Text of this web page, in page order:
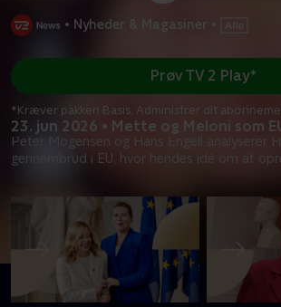
• Nyheder & Magasiner •
23. jun 2026 • Mette og Meloni som
Peter Mogensen og Hans Engell analyserer
gennembrud i EU, hvor hendes idé om at
Prøv TV 2 Play*
*Kræver pakken Basis. Administrer dit